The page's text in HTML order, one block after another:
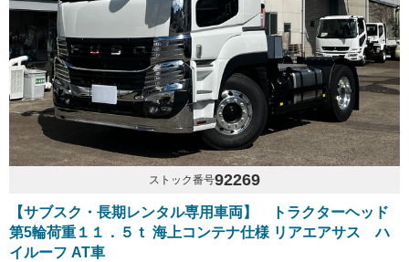
ストック番号92269
【サブスク・長期レンタル専用車両】 トラクターヘッド
第5輪荷重１１．５ｔ 海上コンテナ仕様 リアエアサス ハ
イルーフ AT車